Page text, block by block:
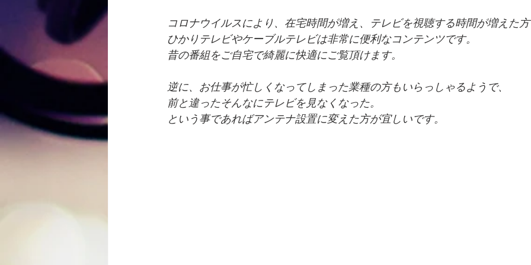
コロナウイルスにより、在宅時間が増え、テレビを視聴する時間が増えた
ひかりテレビやケーブルテレビは非常に便利なコンテンツです。
昔の番組をご自宅で綺麗に快適にご覧頂けます。
逆に、お仕事が忙しくなってしまった業種の方もいらっしゃるようで、
前と違ったそんなにテレビを見なくなった。
という事であればアンテナ設置に変えた方が宜しいです。